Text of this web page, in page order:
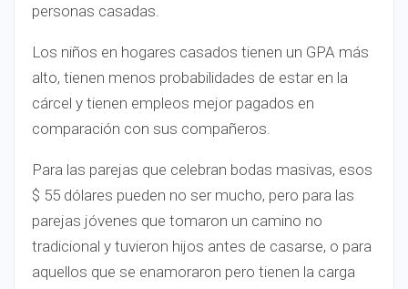
personas casadas.
Los niños en hogares casados ​​tienen un GPA más
alto, tienen menos probabilidades de estar en la
cárcel y tienen empleos mejor pagados en
comparación con sus compañeros.
Para las parejas que celebran bodas masivas, esos
$ 55 dólares pueden no ser mucho, pero para las
parejas jóvenes que tomaron un camino no
tradicional y tuvieron hijos antes de casarse, o para
aquellos que se enamoraron pero tienen la carga